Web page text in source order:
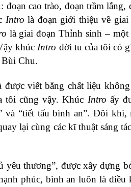
cao trào, đoạn trầm
Intro là đoạn giới thiệu về
là giai đoạn Thỉnh sinh –
khúc Intro đời tu của tôi có
Chu.
được viết bằng chất liệu
tôi cũng vậy. Khúc Intro ấy
và “tiết tấu bình an”. Đôi
lại cùng các kĩ thuật sáng
yêu thương”, được xây dựng
phúc, bình an luôn là điều